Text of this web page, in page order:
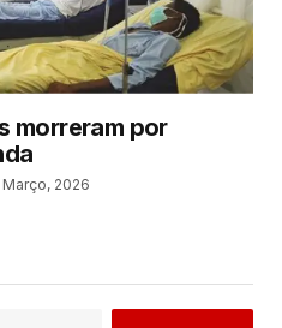
morreram por
2026